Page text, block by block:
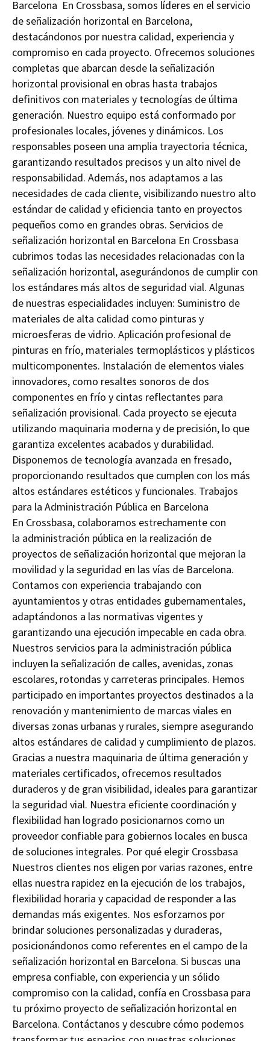
Barcelona En Crossbasa, somos líderes en el servicio
de señalización horizontal en Barcelona,
destacándonos por nuestra calidad, experiencia y
compromiso en cada proyecto. Ofrecemos soluciones
completas que abarcan desde la señalización
horizontal provisional en obras hasta trabajos
definitivos con materiales y tecnologías de última
generación. Nuestro equipo está conformado por
profesionales locales, jóvenes y dinámicos. Los
responsables poseen una amplia trayectoria técnica,
garantizando resultados precisos y un alto nivel de
responsabilidad. Además, nos adaptamos a las
necesidades de cada cliente, visibilizando nuestro alto
estándar de calidad y eficiencia tanto en proyectos
pequeños como en grandes obras. Servicios de
señalización horizontal en Barcelona En Crossbasa
cubrimos todas las necesidades relacionadas con la
señalización horizontal, asegurándonos de cumplir con
los estándares más altos de seguridad vial. Algunas
de nuestras especialidades incluyen: Suministro de
materiales de alta calidad como pinturas y
microesferas de vidrio. Aplicación profesional de
pinturas en frío, materiales termoplásticos y plásticos
multicomponentes. Instalación de elementos viales
innovadores, como resaltes sonoros de dos
componentes en frío y cintas reflectantes para
señalización provisional. Cada proyecto se ejecuta
utilizando maquinaria moderna y de precisión, lo que
garantiza excelentes acabados y durabilidad.
Disponemos de tecnología avanzada en fresado,
proporcionando resultados que cumplen con los más
altos estándares estéticos y funcionales. Trabajos
para la Administración Pública en Barcelona
En Crossbasa, colaboramos estrechamente con
la administración pública en la realización de
proyectos de señalización horizontal que mejoran la
movilidad y la seguridad en las vías de Barcelona.
Contamos con experiencia trabajando con
ayuntamientos y otras entidades gubernamentales,
adaptándonos a las normativas vigentes y
garantizando una ejecución impecable en cada obra.
Nuestros servicios para la administración pública
incluyen la señalización de calles, avenidas, zonas
escolares, rotondas y carreteras principales. Hemos
participado en importantes proyectos destinados a la
renovación y mantenimiento de marcas viales en
diversas zonas urbanas y rurales, siempre asegurando
altos estándares de calidad y cumplimiento de plazos.
Gracias a nuestra maquinaria de última generación y
materiales certificados, ofrecemos resultados
duraderos y de gran visibilidad, ideales para garantizar
la seguridad vial. Nuestra eficiente coordinación y
flexibilidad han logrado posicionarnos como un
proveedor confiable para gobiernos locales en busca
de soluciones integrales. Por qué elegir Crossbasa
Nuestros clientes nos eligen por varias razones, entre
ellas nuestra rapidez en la ejecución de los trabajos,
flexibilidad horaria y capacidad de responder a las
demandas más exigentes. Nos esforzamos por
brindar soluciones personalizadas y duraderas,
posicionándonos como referentes en el campo de la
señalización horizontal en Barcelona. Si buscas una
empresa confiable, con experiencia y un sólido
compromiso con la calidad, confía en Crossbasa para
tu próximo proyecto de señalización horizontal en
Barcelona. Contáctanos y descubre cómo podemos